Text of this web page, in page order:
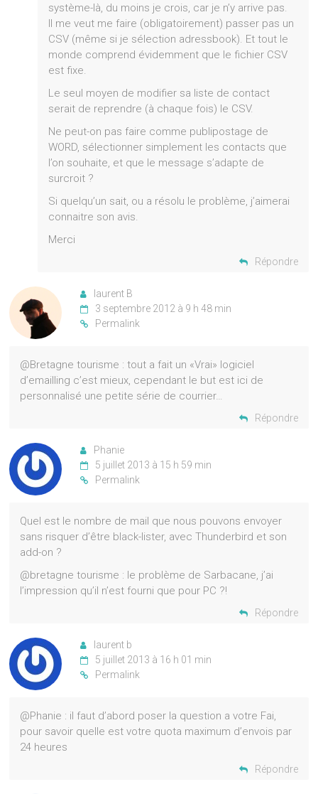
système-là, du moins je crois, car je n’y arrive pas.
Il me veut me faire (obligatoirement) passer pas un
CSV (même si je sélection adressbook). Et tout le
monde comprend évidemment que le fichier CSV
est fixe.
Le seul moyen de modifier sa liste de contact
serait de reprendre (à chaque fois) le CSV.
Ne peut-on pas faire comme publipostage de
WORD, sélectionner simplement les contacts que
l’on souhaite, et que le message s’adapte de
surcroit ?
Si quelqu’un sait, ou a résolu le problème, j’aimerai
connaitre son avis.
Merci
Répondre
laurent B
3 septembre 2012 à 9 h 48 min
Permalink
@Bretagne tourisme : tout a fait un «Vrai» logiciel
d’emailling c’est mieux, cependant le but est ici de
personnalisé une petite série de courrier…
Répondre
Phanie
5 juillet 2013 à 15 h 59 min
Permalink
Quel est le nombre de mail que nous pouvons envoyer
sans risquer d’être black-lister, avec Thunderbird et son
add-on ?
@bretagne tourisme : le problème de Sarbacane, j’ai
l’impression qu’il n’est fourni que pour PC ?!
Répondre
laurent b
5 juillet 2013 à 16 h 01 min
Permalink
@Phanie : il faut d’abord poser la question a votre Fai,
pour savoir quelle est votre quota maximum d’envois par
24 heures
Répondre